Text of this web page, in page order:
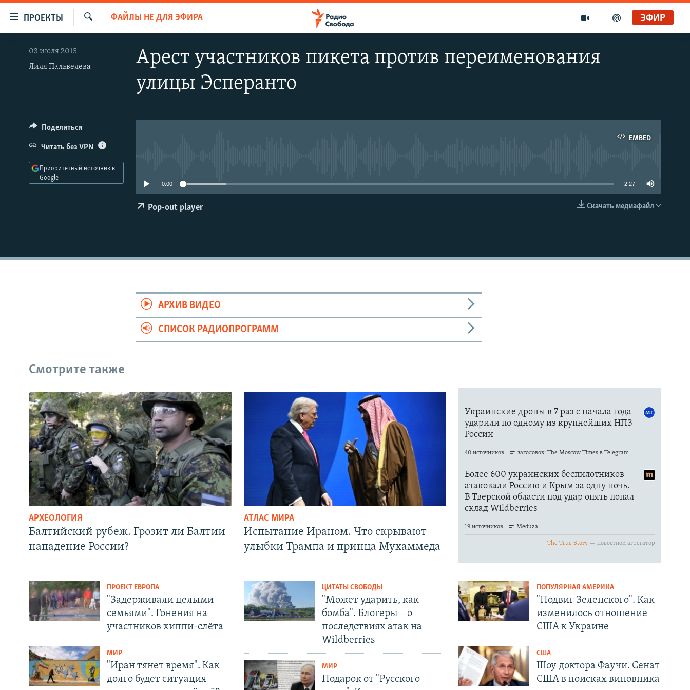
доступа
Вернутся
навигации
ПРОЕКТЫ
ПРОГРАММЫ
ПОДКАСТЫ
МНЕНИЯ
КАВКАЗ.РЕАЛИИ
ФАЙЛЫ НЕ ДЛЯ ЭФИРА ЭФИР
Арест участников пикета против переименования
улицы Эсперанто
03 июля 2015
Лиля Пальвелева
EMBED
EMBED
0:00 2:27
Скачать медиафайл
Pop-out player
Поделиться
Читать без VPN
Приоритетный источник в
Google
АРХИВ ВИДЕО
СПИСОК РАДИОПРОГРАММ
Смотрите также
АРХЕОЛОГИЯ
Балтийский рубеж. Грозит ли Балтии
нападение России?
АТЛАС МИРА
Испытание Ираном. Что скрывают
улыбки Трампа и принца Мухаммеда
ПРОЕКТ ЕВРОПА
"Задерживали целыми
семьями". Гонения на
участников хиппи-слёта
МИР
"Иран тянет время". Как
долго будет ситуация
ЦИТАТЫ СВОБОДЫ
"Может ударить, как
бомба". Блогеры – о
последствиях атак на
Wildberries
МИР
Подарок от "Русского
ПОПУЛЯРНАЯ АМЕРИКА
"Подвиг Зеленского". Как
изменилось отношение
США к Украине
США
Шоу доктора Фаучи. Сенат
США в поисках виновника